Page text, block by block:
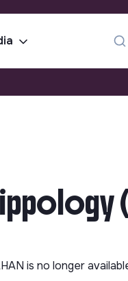
is no longer